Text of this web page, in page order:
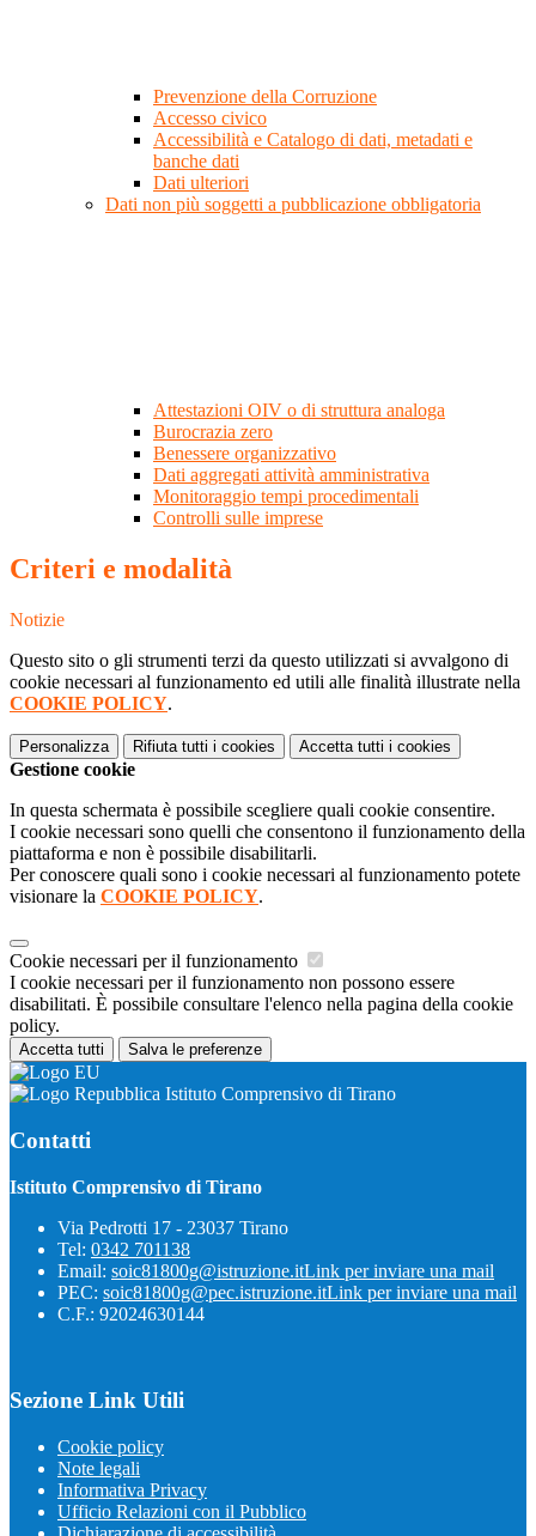
Prevenzione della Corruzione
Accesso civico
Accessibilità e Catalogo di dati, metadati e
banche dati
Dati ulteriori
Dati non più soggetti a pubblicazione obbligatoria
Attestazioni OIV o di struttura analoga
Burocrazia zero
Benessere organizzativo
Dati aggregati attività amministrativa
Monitoraggio tempi procedimentali
Controlli sulle imprese
Criteri e modalità
Notizie
Questo sito o gli strumenti terzi da questo utilizzati si avvalgono di
cookie necessari al funzionamento ed utili alle finalità illustrate nella
COOKIE POLICY.
Personalizza Rifiuta tutti i cookies Accetta tutti i cookies
Gestione cookie
In questa schermata è possibile scegliere quali cookie consentire.
I cookie necessari sono quelli che consentono il funzionamento della
piattaforma e non è possibile disabilitarli.
Per conoscere quali sono i cookie necessari al funzionamento potete
visionare la COOKIE POLICY.
Cookie necessari per il funzionamento
I cookie necessari per il funzionamento non possono essere
disabilitati. È possibile consultare l'elenco nella pagina della cookie
policy.
Accetta tutti Salva le preferenze
Istituto Comprensivo di Tirano
Contatti
Istituto Comprensivo di Tirano
Via Pedrotti 17 - 23037 Tirano
Tel: 0342 701138
Email: soic81800g@istruzione.itLink per inviare una mail
PEC: soic81800g@pec.istruzione.itLink per inviare una mail
C.F.: 92024630144
Sezione Link Utili
Cookie policy
Note legali
Informativa Privacy
Ufficio Relazioni con il Pubblico